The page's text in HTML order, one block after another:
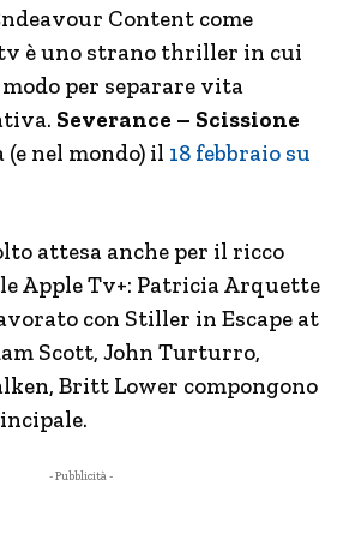
Content come
è uno strano thriller in cui
per separare vita
Severance – Scissione
nel mondo) il 18 febbraio su
attesa anche per il ricco
Apple Tv+: Patricia Arquette
con Stiller in Escape at
Scott, John Turturro,
Britt Lower compongono
- Pubblicità -